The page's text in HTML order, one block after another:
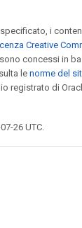
i
Creative
concessi in
le norme del
registrato di
26 UTC.